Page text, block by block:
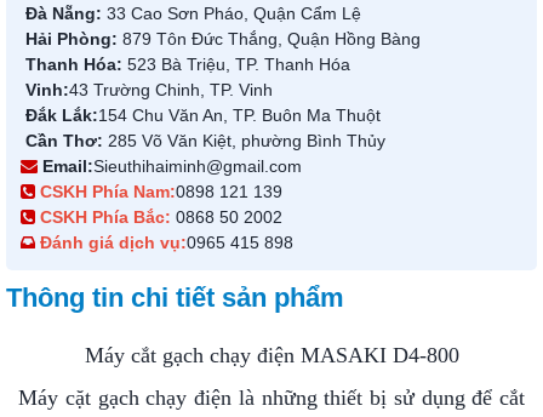
Đà Nẵng: 33 Cao Sơn Pháo, Quận Cẩm Lệ
Hải Phòng: 879 Tôn Đức Thắng, Quận Hồng Bàng
Thanh Hóa: 523 Bà Triệu, TP. Thanh Hóa
Vinh:43 Trường Chinh, TP. Vinh
Đắk Lắk:154 Chu Văn An, TP. Buôn Ma Thuột
Cần Thơ: 285 Võ Văn Kiệt, phường Bình Thủy
Email:Sieuthihaiminh@gmail.com
CSKH Phía Nam:0898 121 139
CSKH Phía Bắc: 0868 50 2002
Đánh giá dịch vụ:0965 415 898
Thông tin chi tiết sản phẩm
Máy cắt gạch chạy điện MASAKI D4-800
Máy cặt gạch chạy điện là những thiết bị sử dụng để cắt